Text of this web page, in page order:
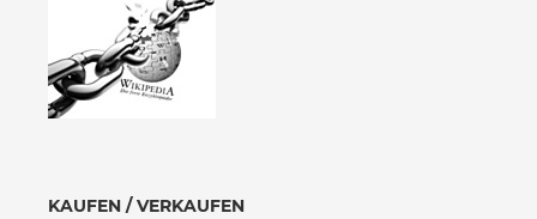
KAUFEN / VERKAUFEN